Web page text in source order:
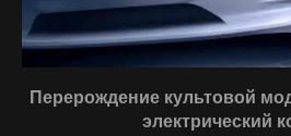
Перерождение культовой
электрический